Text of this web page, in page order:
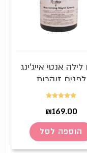
אנטי אייג'ינג
לפנים זוהרות
מתוך 5
₪169.00
הוספה לסל